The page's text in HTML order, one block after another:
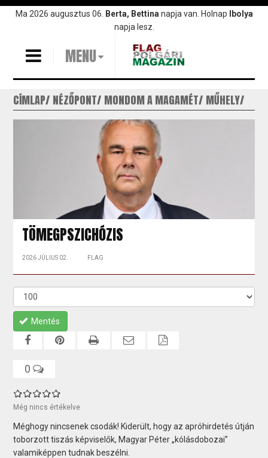
UgrásMa 2026 augusztus 06. Berta, Bettina napja van. Holnap
Ibolya
napja lesz.
MENU
CÍMLAP NÉZŐPONT MONDOM A MAGAMÉT MŰHELY
TÖMEGPSZICHÓZIS
2026 JÚLIUS 02. FLAG
Mentés
0
Még nincs értékelve
Méghogy nincsenek csodák! Kiderült, hogy az apróhirdetés útján
toborzott tiszás képviselők, Magyar Péter „kólásdobozai”
valamiképpen tudnak beszélni.